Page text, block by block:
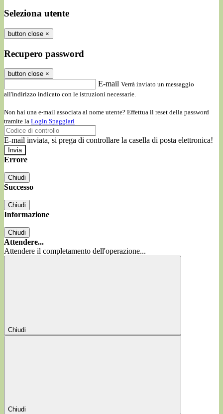
Seleziona utente
button close ×
Recupero password
button close ×
E-mail Verrà inviato un messaggio
all'indirizzo indicato con le istruzioni necessarie.
Non hai una e-mail associata al nome utente? Effettua il reset della password
tramite la Login Spaggiari
E-mail inviata, si prega di controllare la casella di posta elettronica!
Errore
Chiudi
Successo
Chiudi
Informazione
Chiudi
Attendere...
Attendere il completamento dell'operazione...
Chiudi
Chiudi